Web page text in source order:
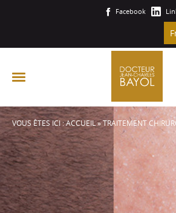
Facebook
VOUS ÊTES ICI :ACCUEIL» TRAITEMENT